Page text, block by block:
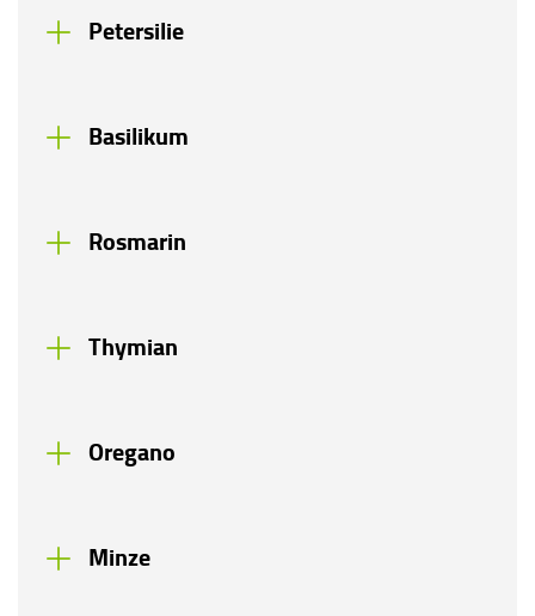
Petersilie
Basilikum
Rosmarin
Thymian
Oregano
Minze